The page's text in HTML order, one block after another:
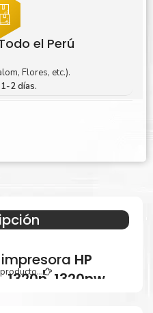
el Perú
Flores, etc.).
2 días.
HP
1320n, 1320nw,